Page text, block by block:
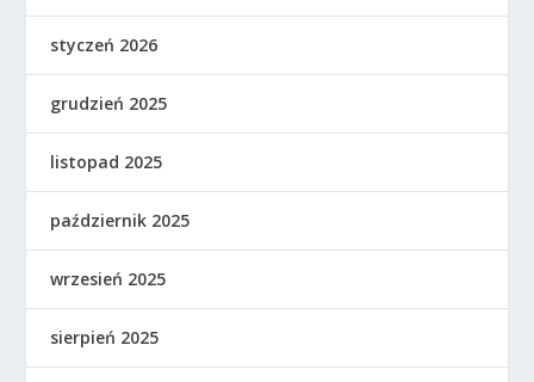
styczeń 2026
grudzień 2025
listopad 2025
październik 2025
wrzesień 2025
sierpień 2025